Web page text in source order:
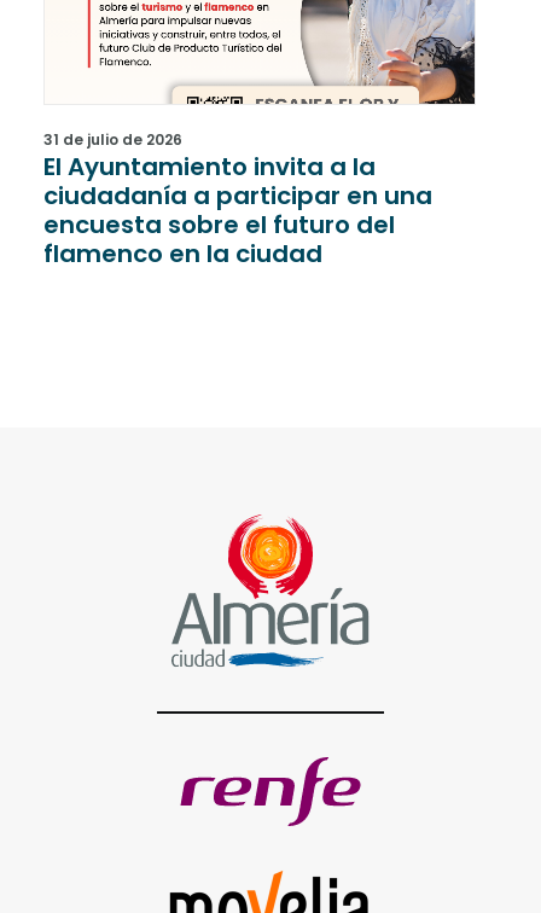
31 de julio de 2026
El Ayuntamiento invita a la
ciudadanía a participar en una
encuesta sobre el futuro del
flamenco en la ciudad